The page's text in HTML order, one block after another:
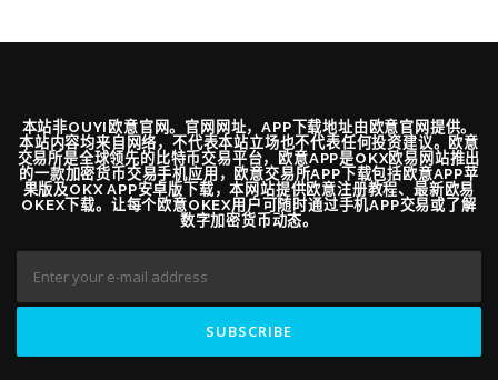
本站非OUYI欧意官网。官网网址，APP下载地址由欧意官网提供。
本站内容均来自网络，不代表本站立场也不代表任何投资建议。欧意
交易所是全球领先的比特币交易平台，欧意APP是OKX欧易网站推出
的一款加密货币交易手机应用，欧意交易所APP下载包括欧意APP苹
果版及OKX APP安卓版下载，本网站提供欧意注册教程、最新欧易
OKEX下载。让每个欧意OKEX用户可随时通过手机APP交易或了解
数字加密货币动态。